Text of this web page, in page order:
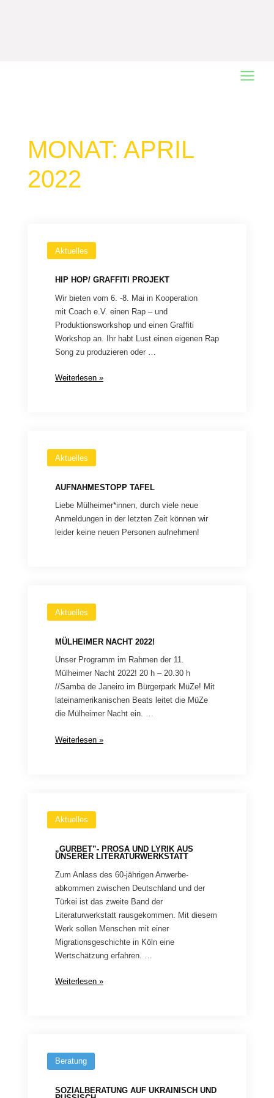
Main
MONAT: APRIL
2022
Aktuelles
HIP HOP/ GRAFFITI PROJEKT
Wir bieten vom 6. -8. Mai in Kooperation
mit Coach e.V. einen Rap – und
Produktionsworkshop und einen Graffiti
Workshop an. Ihr habt Lust einen eigenen Rap
Song zu produzieren oder …
Hip
Weiterlesen »
Aktuelles
AUFNAHMESTOPP TAFEL
Liebe Mülheimer*innen, durch viele neue
Anmeldungen in der letzten Zeit können wir
leider keine neuen Personen aufnehmen!
Aktuelles
MÜLHEIMER NACHT 2022!
Unser Programm im Rahmen der 11.
Mülheimer Nacht 2022! 20 h – 20.30 h
//Samba de Janeiro im Bürgerpark MüZe! Mit
lateinamerikanischen Beats leitet die MüZe
die Mülheimer Nacht ein. …
Mülheimer
Weiterlesen »
Aktuelles
„GURBET”- PROSA UND LYRIK AUS
UNSERER LITERATURWERKSTATT
Zum Anlass des 60-jährigen Anwerbe-
abkommen zwischen Deutschland und der
Türkei ist das zweite Band der
Literaturwerkstatt rausgekommen. Mit diesem
Werk sollen Menschen mit einer
Migrationsgeschichte in Köln eine
Wertschätzung erfahren. …
„Gurbet”-
Literaturwerkstatt
Weiterlesen »
Beratung
SOZIALBERATUNG AUF UKRAINISCH UND